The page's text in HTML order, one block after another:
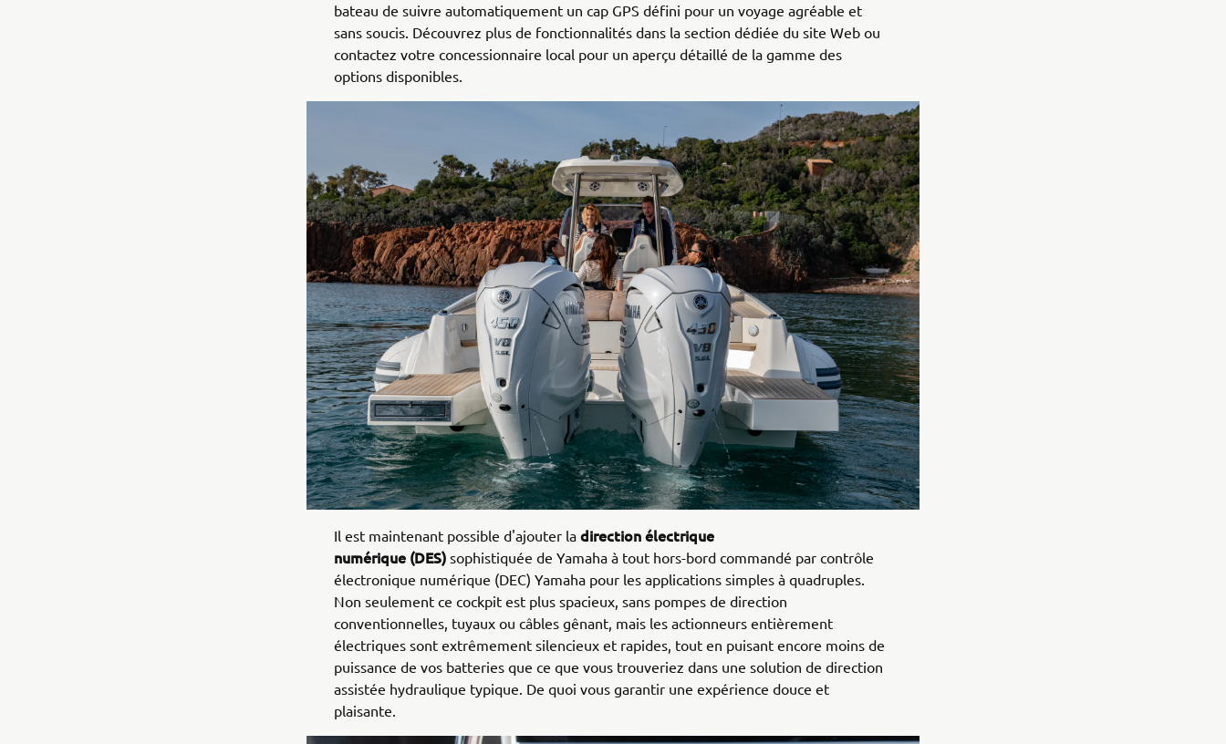
bateau de suivre automatiquement un cap GPS défini pour un voyage agréable et
sans soucis. Découvrez plus de fonctionnalités dans la section dédiée du site Web ou
contactez votre concessionnaire local pour un aperçu détaillé de la gamme des
options disponibles.
Il est maintenant possible d'ajouter la direction électrique
numérique (DES) sophistiquée de Yamaha à tout hors-bord commandé par contrôle
électronique numérique (DEC) Yamaha pour les applications simples à quadruples.
Non seulement ce cockpit est plus spacieux, sans pompes de direction
conventionnelles, tuyaux ou câbles gênant, mais les actionneurs entièrement
électriques sont extrêmement silencieux et rapides, tout en puisant encore moins de
puissance de vos batteries que ce que vous trouveriez dans une solution de direction
assistée hydraulique typique. De quoi vous garantir une expérience douce et
plaisante.